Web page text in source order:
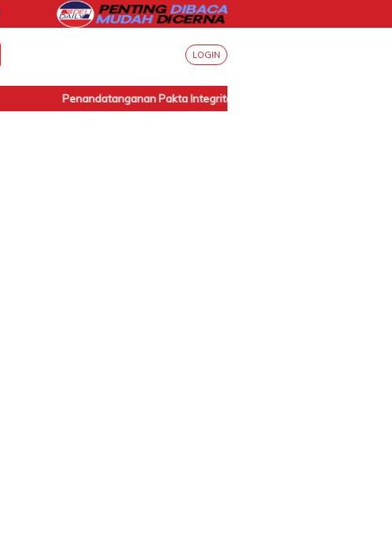
LOGIN
Penandatanganan Pakta Integritas Internal BPN Sumut